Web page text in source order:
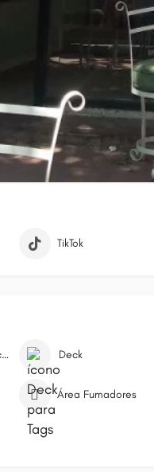
TikTok
Acceso Discapacitados Deck
Área Fumadores